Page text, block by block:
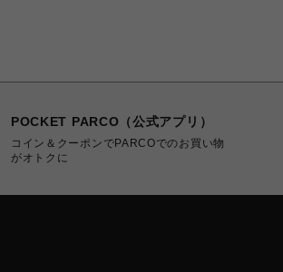
POCKET PARCO（公式アプリ）
コイン＆クーポンでPARCOでのお買い物
がオトクに